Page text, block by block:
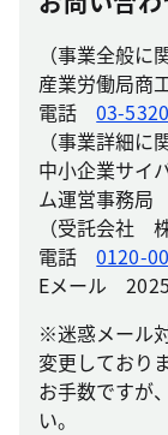
（事業全般に
産業労働局商
電話03-
（事業詳細に
中小企業サイ
ム運営事務局
（受託会社
電話0120-
Eメール
※迷惑メール
変更しており
お手数ですが
い。